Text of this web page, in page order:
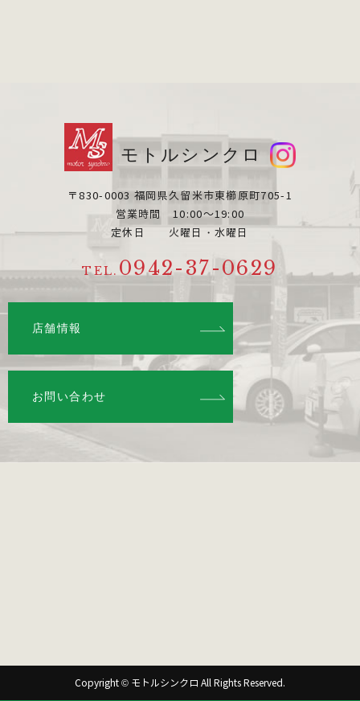
モトルシンクロ
〒830-0003 福岡県久留米市東櫛原町705-1
営業時間 10:00～19:00
定休日 火曜日・水曜日
TEL. 0942-37-0629
店舗情報
お問い合わせ
Copyright © モトルシンクロ All Rights Reserved.